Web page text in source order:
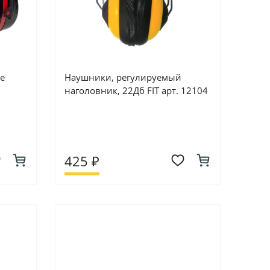
Наушники, регулируемый
наголовник, 22Дб FIT арт. 12104
425 ₽